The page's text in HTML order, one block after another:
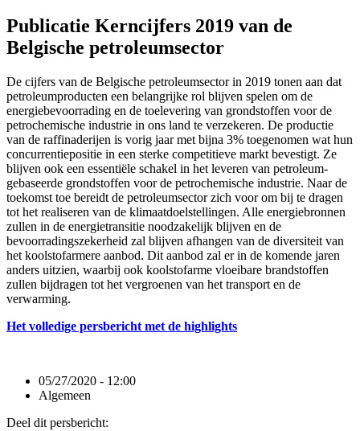
Publicatie Kerncijfers 2019 van de
Belgische petroleumsector
De cijfers van de Belgische petroleumsector in 2019 tonen aan dat
petroleumproducten een belangrijke rol blijven spelen om de
energiebevoorrading en de toelevering van grondstoffen voor de
petrochemische industrie in ons land te verzekeren. De productie
van de raffinaderijen is vorig jaar met bijna 3% toegenomen wat hun
concurrentiepositie in een sterke competitieve markt bevestigt. Ze
blijven ook een essentiële schakel in het leveren van petroleum-
gebaseerde grondstoffen voor de petrochemische industrie. Naar de
toekomst toe bereidt de petroleumsector zich voor om bij te dragen
tot het realiseren van de klimaatdoelstellingen. Alle energiebronnen
zullen in de energietransitie noodzakelijk blijven en de
bevoorradingszekerheid zal blijven afhangen van de diversiteit van
het koolstofarmere aanbod. Dit aanbod zal er in de komende jaren
anders uitzien, waarbij ook koolstofarme vloeibare brandstoffen
zullen bijdragen tot het vergroenen van het transport en de
verwarming.
Het volledige persbericht met de highlights
05/27/2020 - 12:00
Algemeen
Deel dit persbericht: